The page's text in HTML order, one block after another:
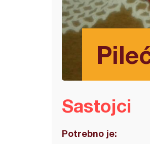
Sastojci
Potrebno je: